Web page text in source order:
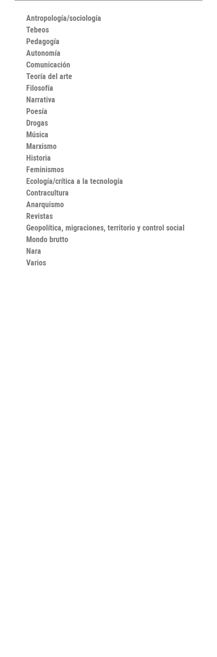
Antropología/sociología
Tebeos
Pedagogía
Autonomía
Comunicación
Teoría del arte
Filosofía
Narrativa
Poesía
Drogas
Música
Marxismo
Historia
Feminismos
Ecología/crítica a la tecnología
Contracultura
Anarquismo
Revistas
Geopolítica, migraciones, territorio y control social
Mondo brutto
Nara
Varios